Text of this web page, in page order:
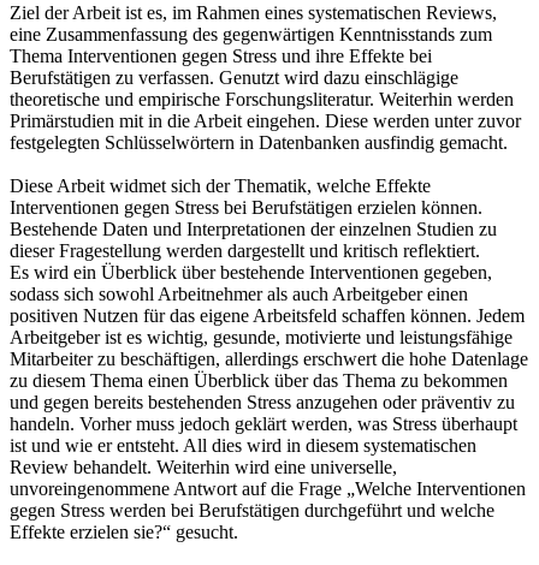
Ziel der Arbeit ist es, im Rahmen eines systematischen Reviews,
eine Zusammenfassung des gegenwärtigen Kenntnisstands zum
Thema Interventionen gegen Stress und ihre Effekte bei
Berufstätigen zu verfassen. Genutzt wird dazu einschlägige
theoretische und empirische Forschungsliteratur. Weiterhin werden
Primärstudien mit in die Arbeit eingehen. Diese werden unter zuvor
festgelegten Schlüsselwörtern in Datenbanken ausfindig gemacht.
Diese Arbeit widmet sich der Thematik, welche Effekte
Interventionen gegen Stress bei Berufstätigen erzielen können.
Bestehende Daten und Interpretationen der einzelnen Studien zu
dieser Fragestellung werden dargestellt und kritisch reflektiert.
Es wird ein Überblick über bestehende Interventionen gegeben,
sodass sich sowohl Arbeitnehmer als auch Arbeitgeber einen
positiven Nutzen für das eigene Arbeitsfeld schaffen können. Jedem
Arbeitgeber ist es wichtig, gesunde, motivierte und leistungsfähige
Mitarbeiter zu beschäftigen, allerdings erschwert die hohe Datenlage
zu diesem Thema einen Überblick über das Thema zu bekommen
und gegen bereits bestehenden Stress anzugehen oder präventiv zu
handeln. Vorher muss jedoch geklärt werden, was Stress überhaupt
ist und wie er entsteht. All dies wird in diesem systematischen
Review behandelt. Weiterhin wird eine universelle,
unvoreingenommene Antwort auf die Frage „Welche Interventionen
gegen Stress werden bei Berufstätigen durchgeführt und welche
Effekte erzielen sie?“ gesucht.